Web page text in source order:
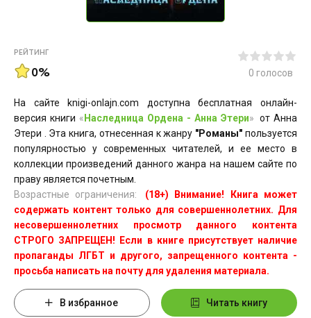
РЕЙТИНГ
0% 0 голосов
На сайте knigi-onlajn.com доступна бесплатная онлайн-
версия книги « Наследница Ордена - Анна Этери» от Анна
Этери . Эта книга, отнесенная к жанру "Романы" пользуется
популярностью у современных читателей, и ее место в
коллекции произведений данного жанра на нашем сайте по
праву является почетным.
Возрастные ограничения:
(18+) Внимание! Книга может
содержать контент только для совершеннолетних. Для
несовершеннолетних просмотр данного контента
СТРОГО ЗАПРЕЩЕН! Если в книге присутствует наличие
пропаганды ЛГБТ и другого, запрещенного контента -
просьба написать на почту для удаления материала.
В избранное Читать книгу